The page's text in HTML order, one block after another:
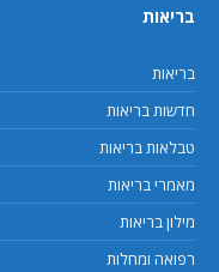
בריאות
בריאות
חדשות בריאות
טבלאות בריאות
מאמרי בריאות
מילון בריאות
רפואה ומחלות